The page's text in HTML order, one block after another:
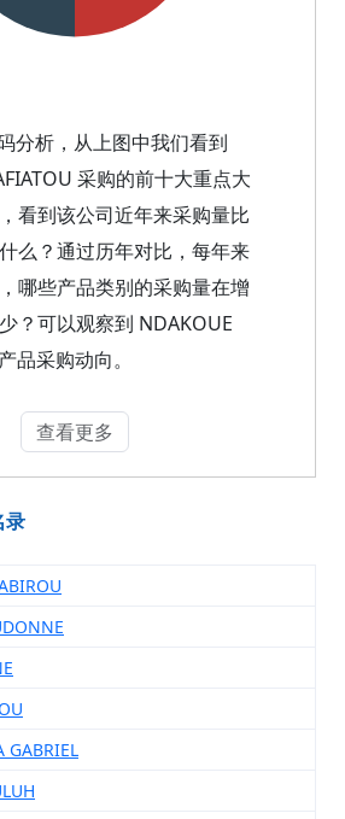
分析，从上图中我们看到
采购的前十大重点大
看到该公司近年来采购量比
么？通过历年对比，每年来
哪些产品类别的采购量在增
？可以观察到 NDAKOUE
品采购动向。
查看更多
录
GABRIEL